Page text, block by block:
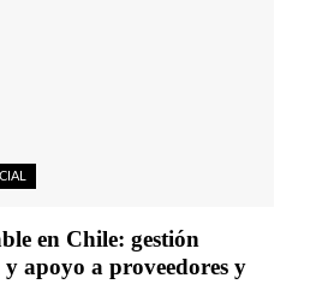
en Chile: gestión
apoyo a proveedores y